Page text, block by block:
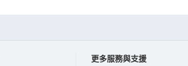
更多服務與支援